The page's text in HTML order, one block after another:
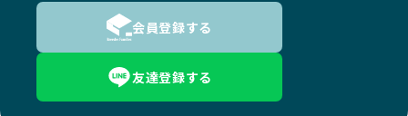
会員登録する
友達登録する